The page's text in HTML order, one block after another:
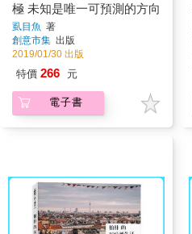
極 未知是唯一可預測的方向
虱目魚 著
創意市集 出版
2019/01/30 出版
特價 266 元
電子書